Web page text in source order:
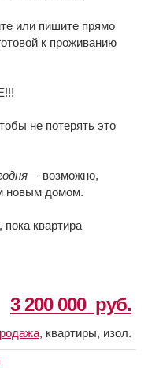
или пишите прямо
к проживанию
не потерять это
— возможно,
новым домом.
квартира
3 200 000 руб.
, квартиры, изол.